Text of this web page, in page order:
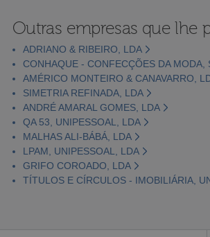
Outras empresas que lhe
ADRIANO & RIBEIRO, LDA
CONHAQUE - CONFECÇÕES DA MODA,
AMÉRICO MONTEIRO & CANAVARRO,
SIMETRIA REFINADA, LDA
ANDRÉ AMARAL GOMES, LDA
QA 53, UNIPESSOAL, LDA
MALHAS ALI-BÁBÁ, LDA
LPAM, UNIPESSOAL, LDA
GRIFO COROADO, LDA
TÍTULOS E CÍRCULOS - IMOBILIÁRIA,